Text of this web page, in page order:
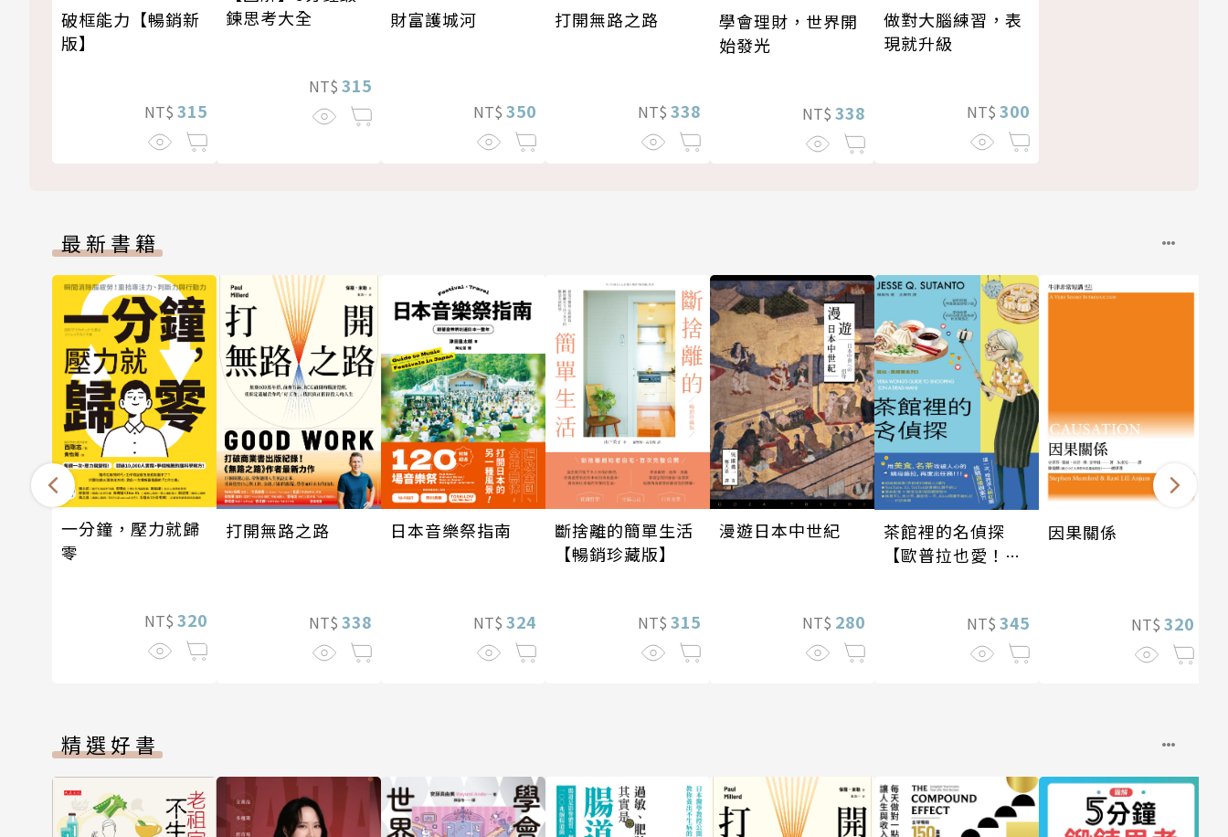
破框能力【暢銷新
版】
NT$ 315
鍊思考大全
NT$ 315
財富護城河
NT$ 350
打開無路之路
NT$ 338
學會理財，世界開
始發光
NT$ 338
做對大腦練習，表
現就升級
NT$ 300
最新書籍
一分鐘，壓力就歸
零
NT$ 320
打開無路之路
NT$ 338
日本音樂祭指南
NT$ 324
斷捨離的簡單生活
【暢銷珍藏版】
NT$ 315
漫遊日本中世紀
NT$ 280
茶館裡的名偵探
【歐普拉也愛！引
裡的嫌疑人》續
NT$ 345
因果關係
NT$ 320
精選好書